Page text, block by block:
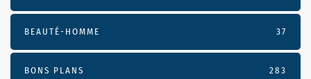
BEAUTÉ-HOMME 37
BONS PLANS 283